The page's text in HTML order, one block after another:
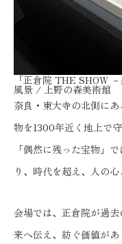
「正倉院 THE SHOW
風景 / 上野の森美術館
奈良・東大寺の北側に
物を1300年近く地上で
「偶然に残った宝物」
り、時代を超え、人の
会場では、正倉院が過
来へ伝え、紡ぐ価値が